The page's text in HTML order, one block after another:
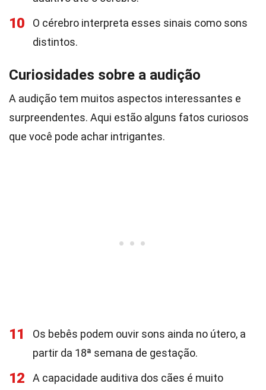
10
O cérebro interpreta esses sinais como sons
distintos.
Curiosidades sobre a audição
A audição tem muitos aspectos interessantes e
surpreendentes. Aqui estão alguns fatos curiosos
que você pode achar intrigantes.
11
Os bebês podem ouvir sons ainda no útero, a
partir da 18ª semana de gestação.
12
A capacidade auditiva dos cães é muito